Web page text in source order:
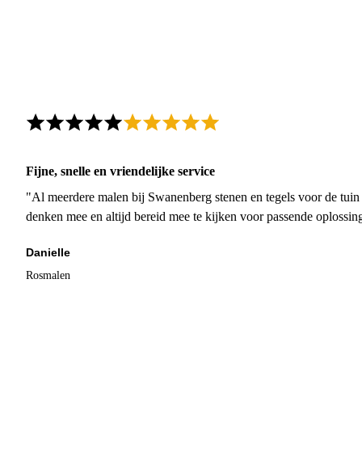
Fijne, snelle en vriendelijke service
"Al meerdere malen bij Swanenberg stenen en tegels voor de
denken mee en altijd bereid mee te kijken voor passende
Danielle
Rosmalen